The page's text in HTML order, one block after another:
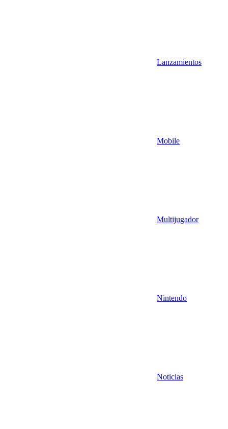
Lanzamientos
Mobile
Multijugador
Nintendo
Noticias